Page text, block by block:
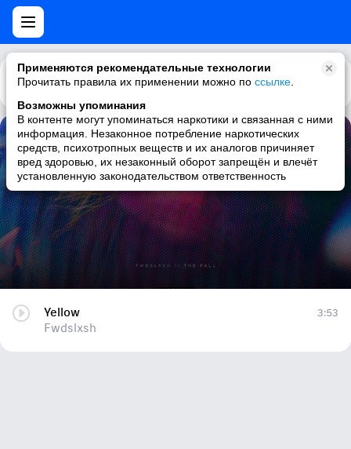
Применяются рекомендательные технологии
Прочитать правила их применении можно по ссылке
Возможны упоминания
В контенте могут упоминаться наркотики и связанная с ними
информация. Незаконное потребление наркотических
средств, психотропных веществ и их аналогов причиняет
вред здоровью, их незаконный оборот запрещён и влечёт
установленную законодательством ответственность
Каталог Рекомендации
Yellow
Fwdslxsh
Yellow
Fwdslxsh
3:53